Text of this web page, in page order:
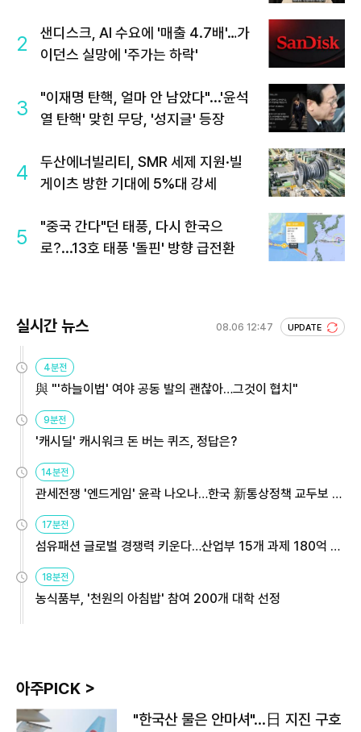
2
샌디스크, AI 수요에 '매출 4.7배'…가
이던스 실망에 '주가는 하락'
3
"이재명 탄핵, 얼마 안 남았다"...'윤석
열 탄핵' 맞힌 무당, '성지글' 등장
4
두산에너빌리티, SMR 세제 지원·빌
게이츠 방한 기대에 5%대 강세
5
"중국 간다"던 태풍, 다시 한국으
로?...13호 태풍 '돌핀' 방향 급전환
실시간 뉴스 08.06 12:47 UPDATE
4분전
與 "'하늘이법' 여야 공동 발의 괜찮아…그것이 협치"
9분전
'캐시딜' 캐시워크 돈 버는 퀴즈, 정답은?
14분전
관세전쟁 '엔드게임' 윤곽 나오나…한국 新통상정책 교두보 활
용해야
17분전
섬유패션 글로벌 경쟁력 키운다…산업부 15개 과제 180억 지
원
18분전
농식품부, '천원의 아침밥' 참여 200개 대학 선정
아주PICK >
"한국산 물은 안마셔"…日 지진 구호